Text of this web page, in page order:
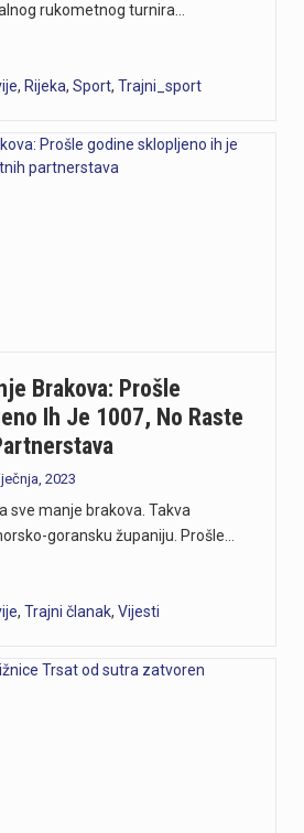
rukometnog turnira…
, Rijeka, Sport, Trajni_sport
Brakova: Prošle
Ih Je 1007, No Raste
2023
sve manje brakova. Takva
goransku županiju. Prošle…
, Trajni članak, Vijesti